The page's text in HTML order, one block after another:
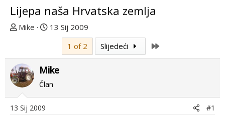
Lijepa naša Hrvatska zemlja
T
u
p
o
r
e
Mike
D
u
m
p
o
13 Sij 2009
1 of 2
Slijedeći
Mike
Član
13 Sij 2009 #1